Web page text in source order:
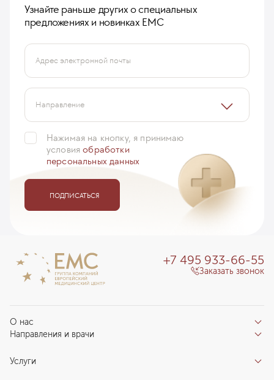
Узнайте раньше других о специальных
предложениях и новинках ЕМС
Адрес электронной почты
Направление
Нажимая на кнопку, я принимаю
условияобработки
персональных данных
ПОДПИСАТЬСЯ
О нас
Отзывы пациентов
О клинике
Направления и врачи
Направления
Услуги
+7 495 933-66-55
Заказать звонок